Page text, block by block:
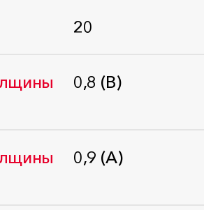
20
0,8 (В)
0,9 (А)